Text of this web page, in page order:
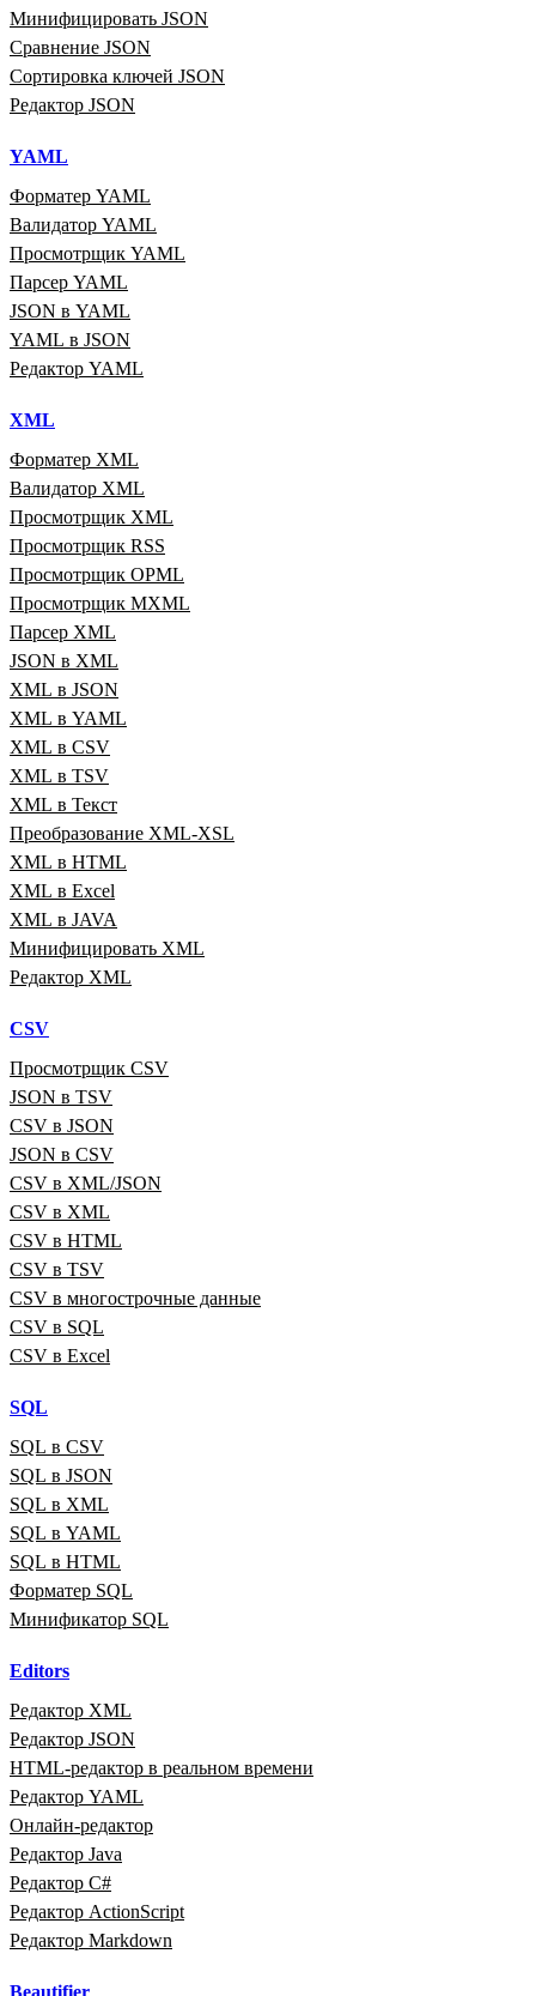
Минифицировать JSON
Сравнение JSON
Сортировка ключей JSON
Редактор JSON
YAML
Форматер YAML
Валидатор YAML
Просмотрщик YAML
Парсер YAML
JSON в YAML
YAML в JSON
Редактор YAML
XML
Форматер XML
Валидатор XML
Просмотрщик XML
Просмотрщик RSS
Просмотрщик OPML
Просмотрщик MXML
Парсер XML
JSON в XML
XML в JSON
XML в YAML
XML в CSV
XML в TSV
XML в Текст
Преобразование XML‑XSL
XML в HTML
XML в Excel
XML в JAVA
Минифицировать XML
Редактор XML
CSV
Просмотрщик CSV
JSON в TSV
CSV в JSON
JSON в CSV
CSV в XML/JSON
CSV в XML
CSV в HTML
CSV в TSV
CSV в многострочные данные
CSV в SQL
CSV в Excel
SQL
SQL в CSV
SQL в JSON
SQL в XML
SQL в YAML
SQL в HTML
Форматер SQL
Минификатор SQL
Editors
Редактор XML
Редактор JSON
HTML‑редактор в реальном времени
Редактор YAML
Онлайн‑редактор
Редактор Java
Редактор C#
Редактор ActionScript
Редактор Markdown